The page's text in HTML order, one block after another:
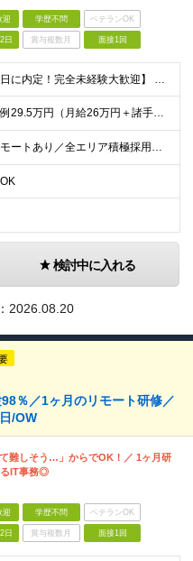
迎 学歴不問 ベテランOK
日 賞与複数月 面接1回
【最短で面接当日に内定！完全未経験大歓迎】 ・業種／職種未経験歓迎 ・社会人デビュー、第二新卒、既卒者大歓迎 ・学歴不問（文系、理系不問） ・20代～30代、男女問わず活躍中 ・服装、髪色自由 ・明確
【首都圏】月収例29.5万円（月給26万円＋諸手当） 【東海・関西】月収例28.5万円（月給25万円＋諸手当） 【九州】月収例26万円（月給23万円＋諸手当） ※経験・スキル・前職給与を踏まえ、総合
【転勤なし／リモートあり／全エリア積極採用】 ・大手企業のプロジェクト中心 ・勤務エリアや配属先は希望を考慮 ・研修はリモートメインで実施 ・UIターン歓迎 ＜主なエリア＞ ■首都圏…東京・神奈川・
検討中に入れる
2026.08.20
％／1ヶ月のリモート研修／
/OW
難しそう…」からでOK！／ 1ヶ月研
るIT事務◎
迎 学歴不問 ベテランOK
日 賞与複数月 面接1回